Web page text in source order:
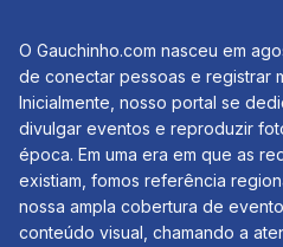
O Gauchinho.com nasceu em
de conectar pessoas e registrar
Inicialmente, nosso portal se
divulgar eventos e reproduzir
época. Em uma era em que as
existiam, fomos referência
nossa ampla cobertura de
conteúdo visual, chamando a